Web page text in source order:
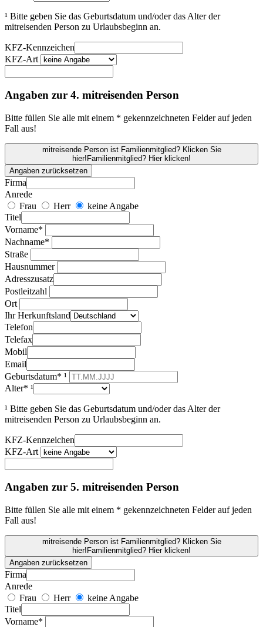
¹ Bitte geben Sie das Geburtsdatum und/oder das Alter der
mitreisenden Person zu Urlaubsbeginn an.
KFZ-Kennzeichen
KFZ-Art
Angaben zur 4. mitreisenden Person
Bitte füllen Sie alle mit einem * gekennzeichneten Felder auf jeden
Fall aus!
mitreisende Person ist Familienmitglied? Klicken Sie
hier!Familienmitglied? Hier klicken!
Angaben zurücksetzen
Firma
Anrede
Frau
Herr
keine Angabe
Titel
Vorname*
Nachname*
Straße
Hausnummer
Adresszusatz
Postleitzahl
Ort
Ihr Herkunftsland
Telefon
Telefax
Mobil
Email
Geburtsdatum* ¹
Alter* ¹
¹ Bitte geben Sie das Geburtsdatum und/oder das Alter der
mitreisenden Person zu Urlaubsbeginn an.
KFZ-Kennzeichen
KFZ-Art
Angaben zur 5. mitreisenden Person
Bitte füllen Sie alle mit einem * gekennzeichneten Felder auf jeden
Fall aus!
mitreisende Person ist Familienmitglied? Klicken Sie
hier! Familienmitglied? Hier klicken!
Angaben zurücksetzen
Firma
Anrede
Frau
Herr
keine Angabe
Titel
Vorname*